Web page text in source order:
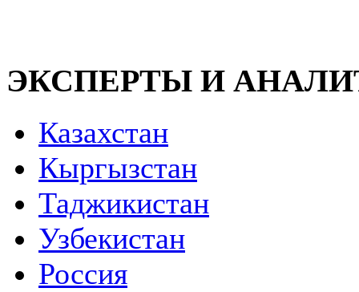
ЭКСПЕРТЫ И
Казахстан
Кыргызстан
Таджикистан
Узбекистан
Россия